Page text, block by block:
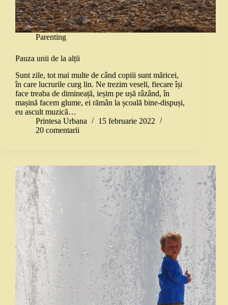
Parenting
Pauza unii de la alții
Sunt zile, tot mai multe de când copiii sunt măricei,
în care lucrurile curg lin. Ne trezim veseli, fiecare își
face treaba de dimineață, ieșim pe ușă râzând, în
mașină facem glume, ei rămân la școală bine-dispuși,
eu ascult muzică…
Printesa Urbana
15 februarie 2022
20 comentarii